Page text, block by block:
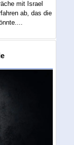
mit Israel
ab, das die